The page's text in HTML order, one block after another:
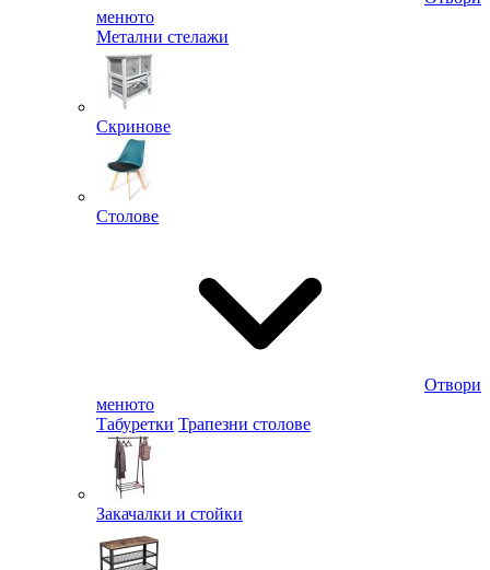
менюто
Метални стелажи
Скринове
Столове
Отвори
менюто
Табуретки Трапезни столове
Закачалки и стойки